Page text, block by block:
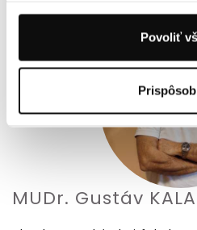
Povoliť
MUDr. Gustáv